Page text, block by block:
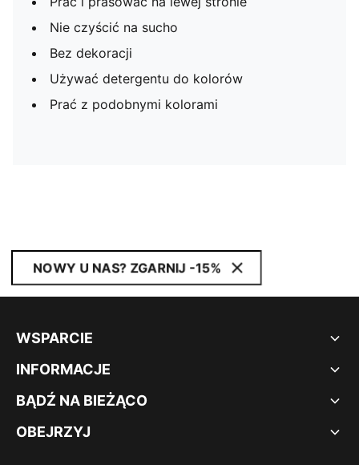
Nie czyścić na sucho
Bez dekoracji
Używać detergentu do kolorów
Prać z podobnymi kolorami
NOWY U NAS? ZGARNIJ -15%
WSPARCIE
INFORMACJE
BĄDŹ NA BIEŻĄCO
OBEJRZYJ